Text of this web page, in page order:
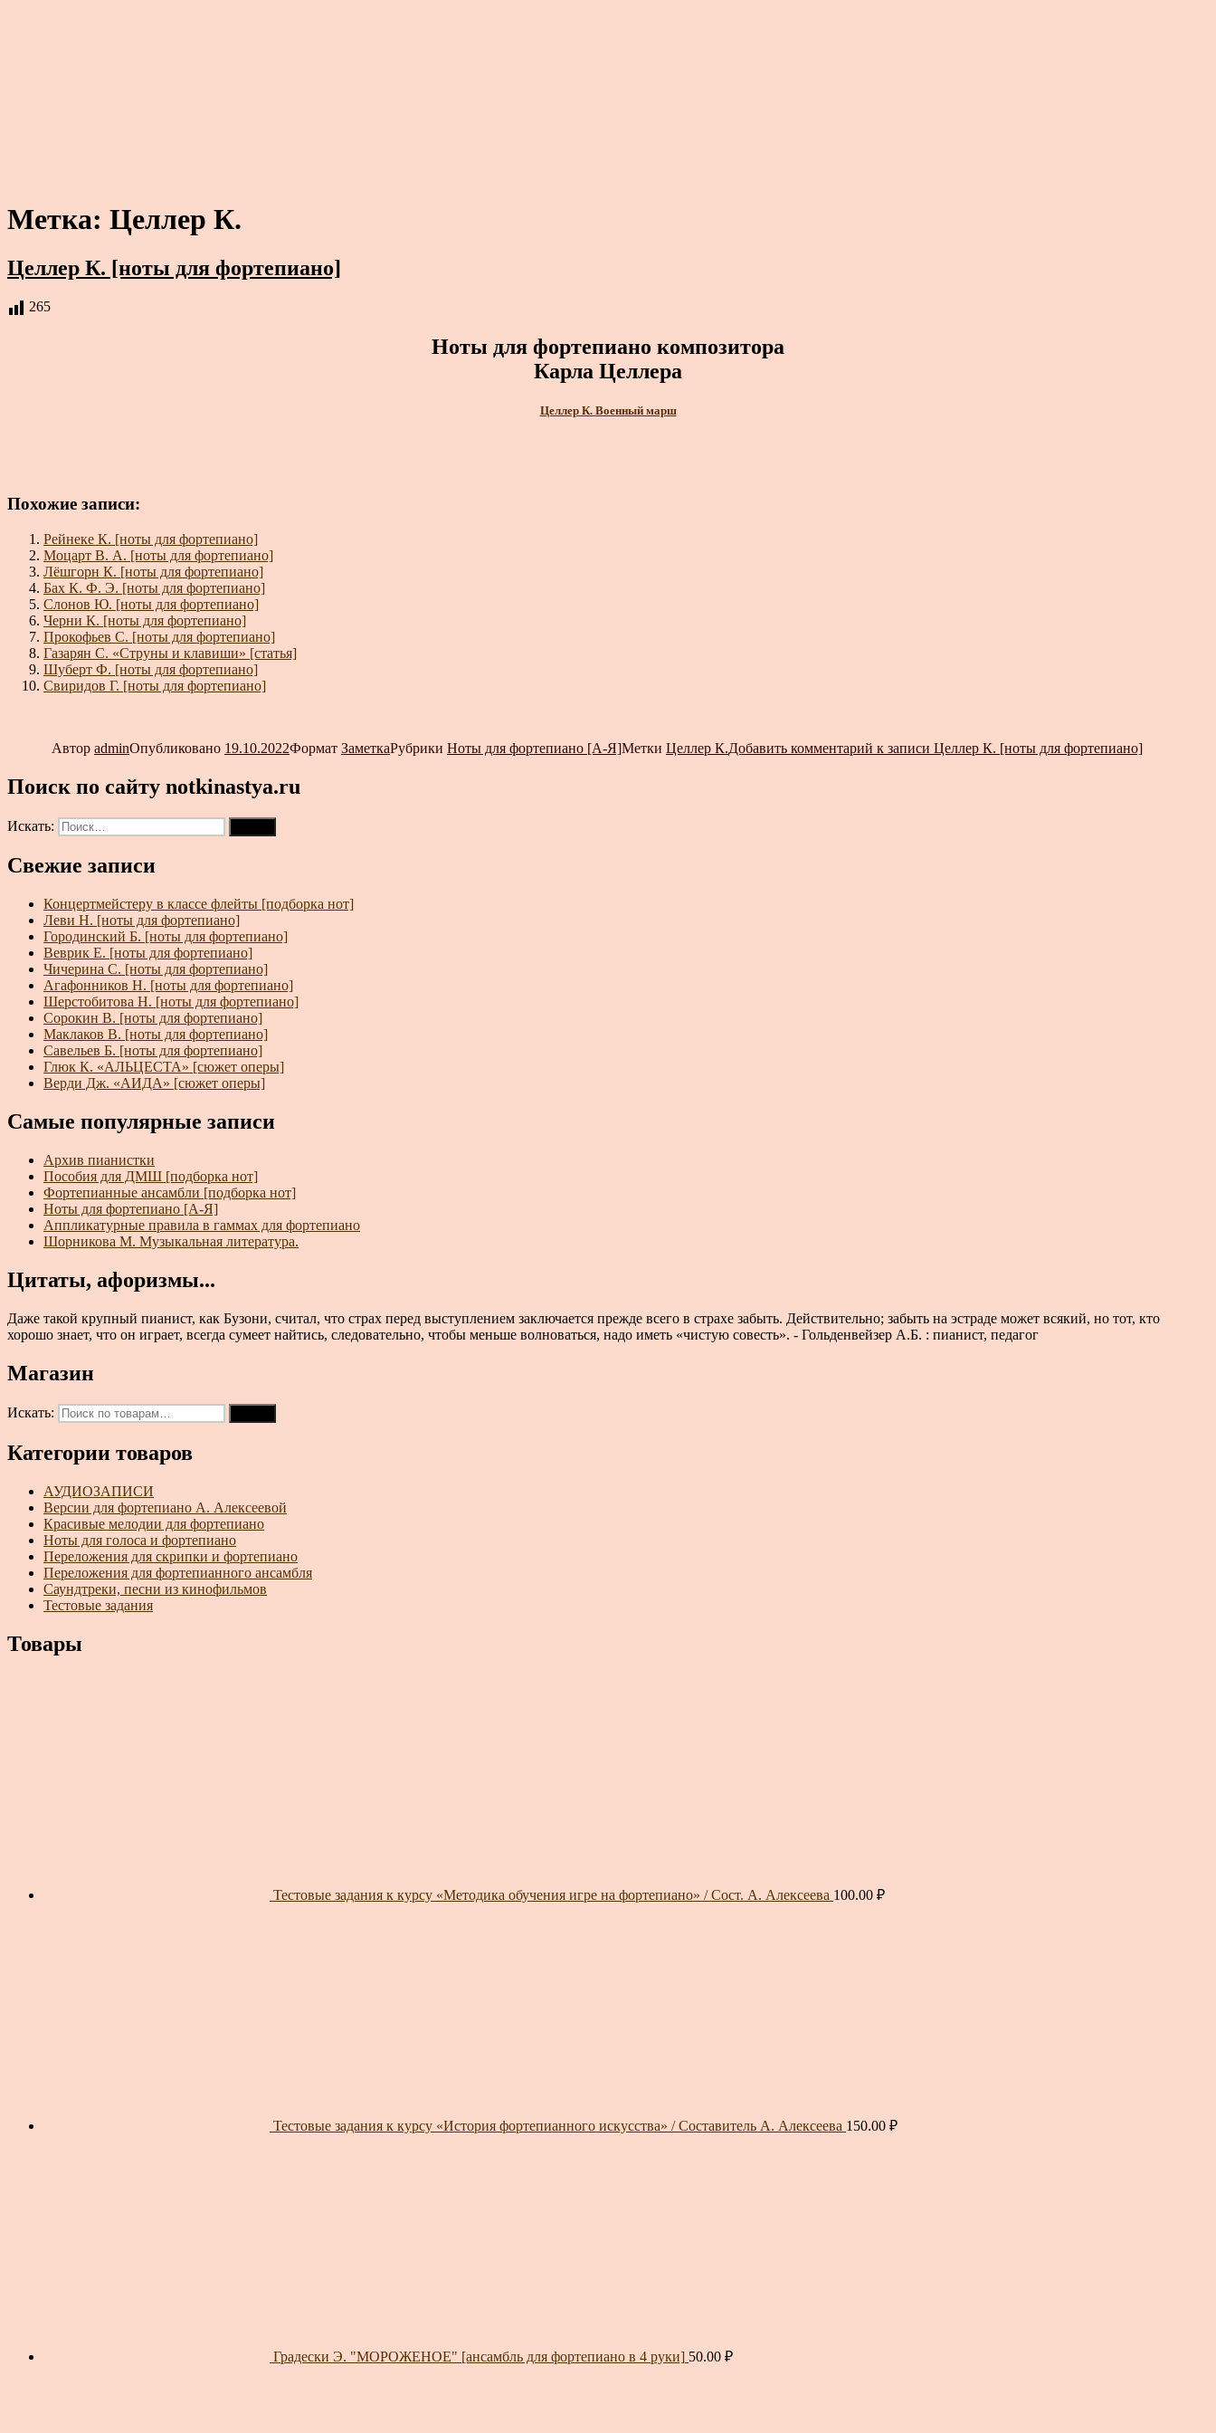
Метка: Целлер К.
Целлер К. [ноты для фортепиано]
265
Ноты для фортепиано композитора
Карла Целлера
Целлер К. Военный марш
Похожие записи:
Рейнеке К. [ноты для фортепиано]
Моцарт В. А. [ноты для фортепиано]
Лёшгорн К. [ноты для фортепиано]
Бах К. Ф. Э. [ноты для фортепиано]
Слонов Ю. [ноты для фортепиано]
Черни К. [ноты для фортепиано]
Прокофьев С. [ноты для фортепиано]
Газарян С. «Струны и клавиши» [статья]
Шуберт Ф. [ноты для фортепиано]
Свиридов Г. [ноты для фортепиано]
Автор adminОпубликовано 19.10.2022Формат ЗаметкаРубрики Ноты для фортепиано [А-Я]Метки Целлер К.Добавить комментарий к записи Целлер К. [ноты для фортепиано]
Поиск по сайту notkinastya.ru
Искать:
Свежие записи
Концертмейстеру в классе флейты [подборка нот]
Леви Н. [ноты для фортепиано]
Городинский Б. [ноты для фортепиано]
Веврик Е. [ноты для фортепиано]
Чичерина С. [ноты для фортепиано]
Агафонников Н. [ноты для фортепиано]
Шерстобитова Н. [ноты для фортепиано]
Сорокин В. [ноты для фортепиано]
Маклаков В. [ноты для фортепиано]
Савельев Б. [ноты для фортепиано]
Глюк К. «АЛЬЦЕСТА» [сюжет оперы]
Верди Дж. «АИДА» [сюжет оперы]
Самые популярные записи
Архив пианистки
Пособия для ДМШ [подборка нот]
Фортепианные ансамбли [подборка нот]
Ноты для фортепиано [А-Я]
Аппликатурные правила в гаммах для фортепиано
Шорникова М. Музыкальная литература.
Цитаты, афоризмы...
Даже такой крупный пианист, как Бузони, считал, что страх перед выступлением заключается прежде всего в страхе забыть. Действительно; забыть на эстраде может всякий, но тот, кто
хорошо знает, что он играет, всегда сумеет найтись, следовательно, чтобы меньше волноваться, надо иметь «чистую совесть». - Гольденвейзер А.Б. : пианист, педагог
Магазин
Искать:
Категории товаров
АУДИОЗАПИСИ
Версии для фортепиано А. Алексеевой
Красивые мелодии для фортепиано
Ноты для голоса и фортепиано
Переложения для скрипки и фортепиано
Переложения для фортепианного ансамбля
Саундтреки, песни из кинофильмов
Тестовые задания
Товары
Тестовые задания к курсу «Методика обучения игре на фортепиано» / Сост. А. Алексеева 100.00 ₽
Тестовые задания к курсу «История фортепианного искусства» / Составитель А. Алексеева 150.00 ₽
Градески Э. "МОРОЖЕНОЕ" [ансамбль для фортепиано в 4 руки] 50.00 ₽